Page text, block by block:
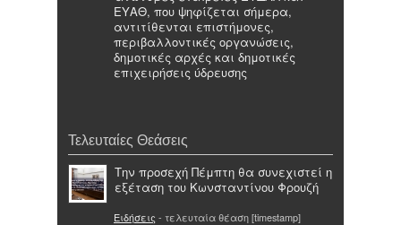
ΕΥΑΘ, που ψηφίζεται σήμερα,
αντιτίθενται επιστήμονες,
περιβαλλοντικές οργανώσεις,
δημοτικές αρχές και δημοτικές
επιχειρήσεις ύδρευσης
Τελευταίες Θεάσεις
Την προσεχή Πέμπτη θα συνεχιστεί η
εξέταση του Κωνσταντίνου Φρουζή
Ειδήσεις - τελευταία θέαση [timestamp]